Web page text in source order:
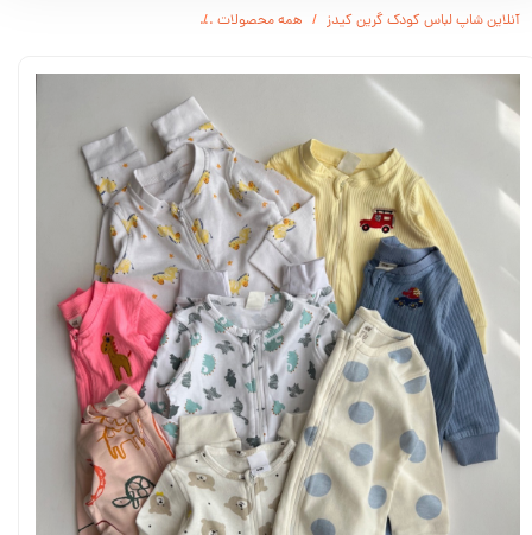
آنلاین شاپ لباس کودک گرین کیدز همه محصولات